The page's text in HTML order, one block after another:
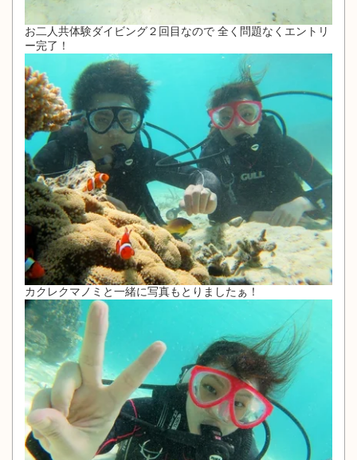
お二人共体験ダイビング２回目なので 全く問題なくエントリ
ー完了！
カクレクマノミと一緒に写真もとりましたぁ！